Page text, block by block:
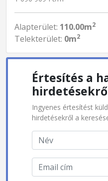
Alapterület: 110.00m2
Telekterület: 0m2
Értesítés a
Ingyenes értesítést
hirdetésekről a